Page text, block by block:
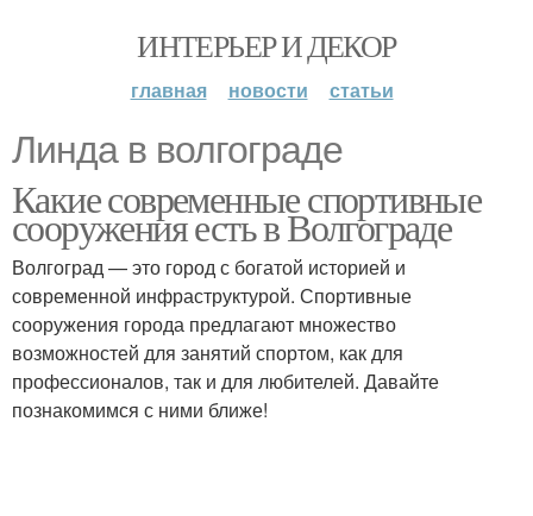
ИНТЕРЬЕР И ДЕКОР
главная новости статьи
Линда в волгограде
Какие современные спортивные
сооружения есть в Волгограде
Волгоград — это город с богатой историей и
современной инфраструктурой. Спортивные
сооружения города предлагают множество
возможностей для занятий спортом, как для
профессионалов, так и для любителей. Давайте
познакомимся с ними ближе!